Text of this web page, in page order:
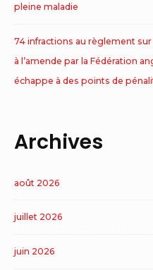
pleine maladie
74 infractions au règlement
à l’amende par la Fédération
échappe à des points de
Archives
août 2026
juillet 2026
juin 2026